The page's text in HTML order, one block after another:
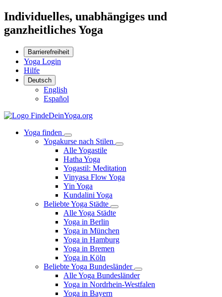
Individuelles, unabhängiges und
ganzheitliches Yoga
Barrierefreiheit
Yoga Login
Hilfe
Deutsch
English
Español
Yoga finden
Yogakurse nach Stilen
Alle Yogastile
Hatha Yoga
Yogastil: Meditation
Vinyasa Flow Yoga
Yin Yoga
Kundalini Yoga
Beliebte Yoga Städte
Alle Yoga Städte
Yoga in Berlin
Yoga in München
Yoga in Hamburg
Yoga in Bremen
Yoga in Köln
Beliebte Yoga Bundesländer
Alle Yoga Bundesländer
Yoga in Nordrhein-Westfalen
Yoga in Bayern